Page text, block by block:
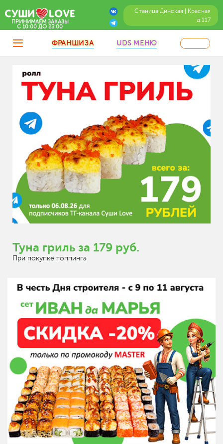
Станица Динская | Красная
д.117
ПРИНИМАЕМ ЗАКАЗЫ
C 10:00 ДО 23:00
ФРАНШИЗА UDS МЕНЮ
Туна гриль за 179 руб.
При покупке топпинга